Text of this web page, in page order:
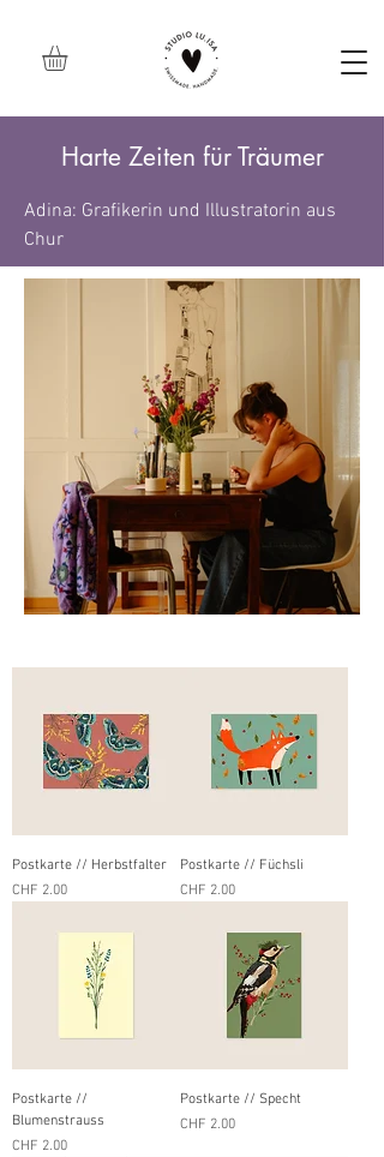
Harte Zeiten für Träumer
Adina: Grafikerin und Illustratorin aus
Chur
Postkarte // Herbstfalter
Preis
CHF 2.00
Postkarte // Füchsli
Preis
CHF 2.00
Postkarte //
Blumenstrauss
Preis
CHF 2.00
Postkarte // Specht
Preis
CHF 2.00